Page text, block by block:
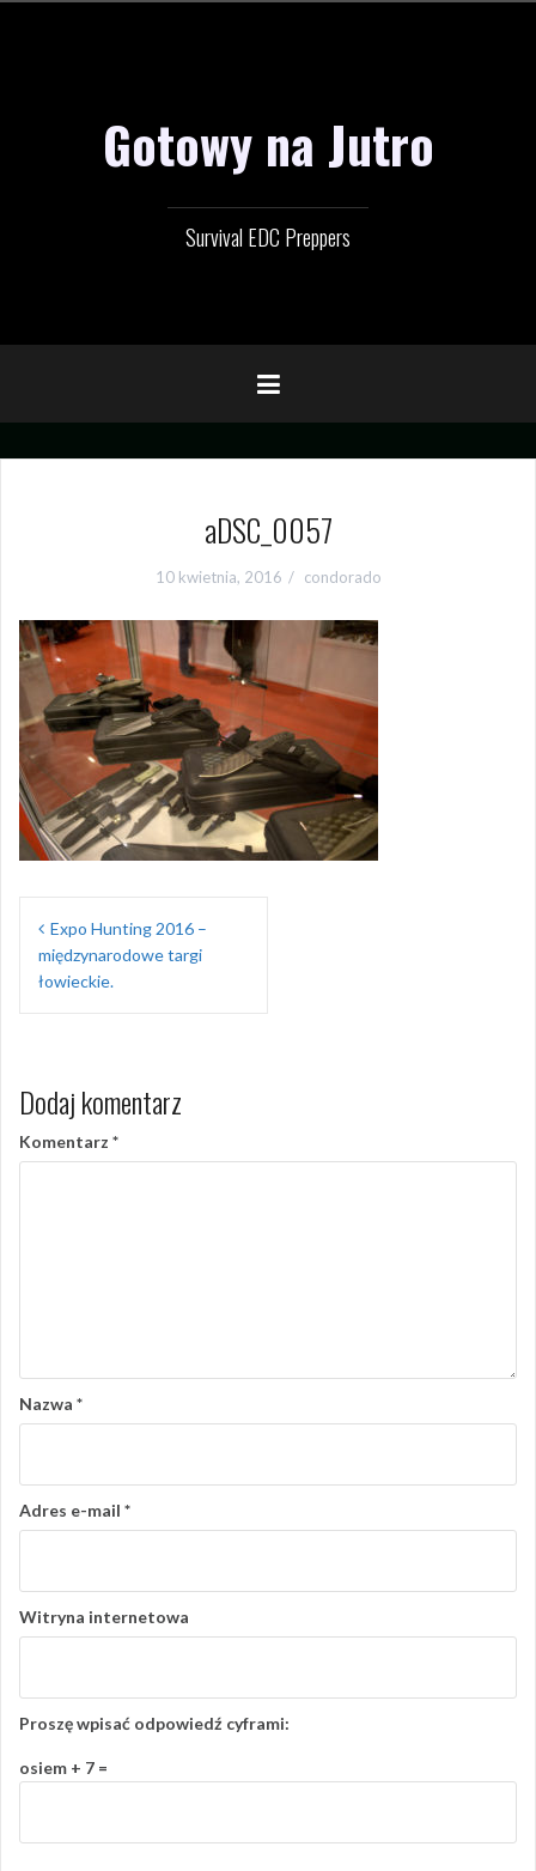
Gotowy na Jutro
Survival EDC Preppers
aDSC_0057
10 kwietnia, 2016 condorado
Nawigacja
wpisu
Expo Hunting 2016 –
międzynarodowe targi
łowieckie.
Dodaj komentarz
Komentarz *
Nazwa *
Adres e-mail *
Witryna internetowa
Proszę wpisać odpowiedź cyframi:
osiem + 7 =